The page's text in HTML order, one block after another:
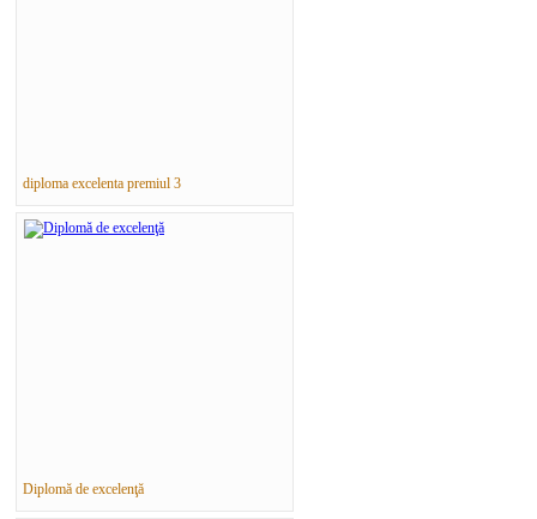
diploma excelenta premiul 3
Diplomă de excelenţă